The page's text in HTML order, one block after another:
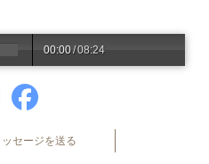
00:00/08:24
セージを送る